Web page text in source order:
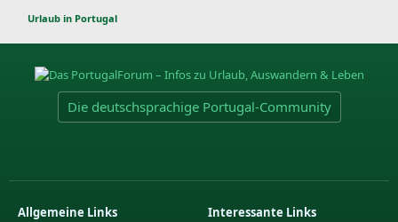
Urlaub in Portugal
Die deutschsprachige Portugal-Community
Allgemeine Links
Interessante Links